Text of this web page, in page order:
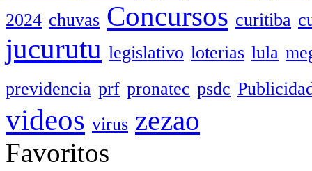
2024 chuvas Concursos curitiba
jucurutu legislativo loterias lula
previdencia prf pronatec psdc
videos virus zezao
Favoritos